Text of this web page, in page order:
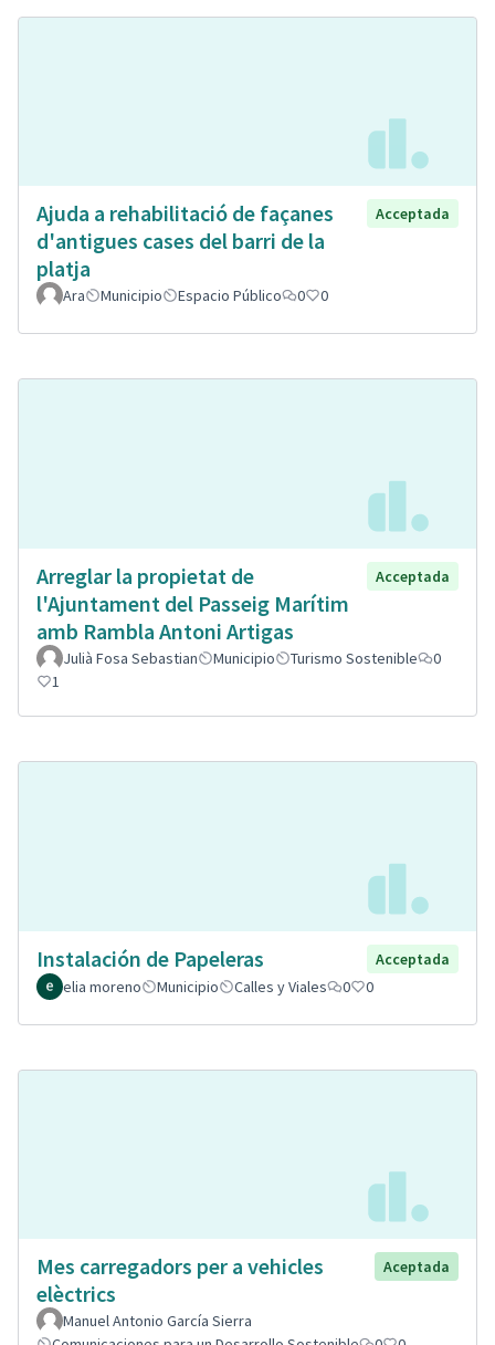
Ajuda a rehabilitació de façanes
d'antigues cases del barri de la
platja
Acceptada
Ara Municipio Espacio Público 0 0
Arreglar la propietat de
l'Ajuntament del Passeig Marítim
amb Rambla Antoni Artigas
Acceptada
Julià Fosa Sebastian Municipio Turismo Sostenible
0
1
Instalación de Papeleras
Acceptada
elia moreno
Municipio Calles y Viales 0 0
Mes carregadors per a vehicles
elèctrics
Aceptada
Manuel Antonio García Sierra